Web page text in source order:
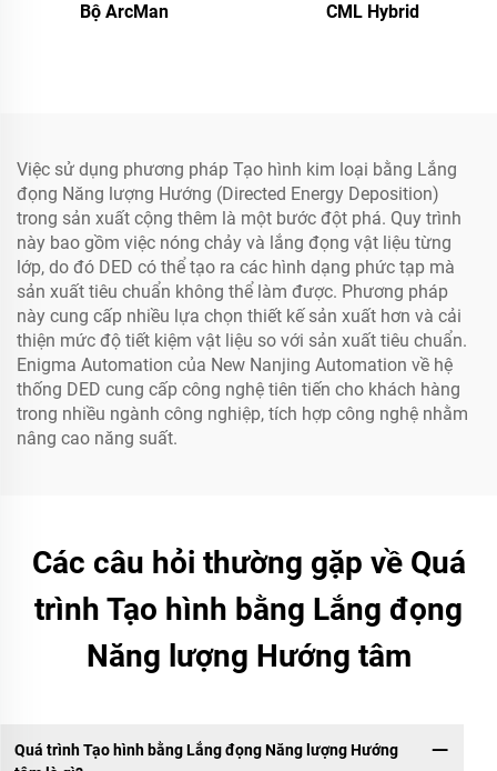
Bộ ArcMan CML Hybrid
Việc sử dụng phương pháp Tạo hình kim loại bằng Lắng
đọng Năng lượng Hướng (Directed Energy Deposition)
trong sản xuất cộng thêm là một bước đột phá. Quy trình
này bao gồm việc nóng chảy và lắng đọng vật liệu từng
lớp, do đó DED có thể tạo ra các hình dạng phức tạp mà
sản xuất tiêu chuẩn không thể làm được. Phương pháp
này cung cấp nhiều lựa chọn thiết kế sản xuất hơn và cải
thiện mức độ tiết kiệm vật liệu so với sản xuất tiêu chuẩn.
Enigma Automation của New Nanjing Automation về hệ
thống DED cung cấp công nghệ tiên tiến cho khách hàng
trong nhiều ngành công nghiệp, tích hợp công nghệ nhằm
nâng cao năng suất.
Các câu hỏi thường gặp về Quá
trình Tạo hình bằng Lắng đọng
Năng lượng Hướng tâm
Quá trình Tạo hình bằng Lắng đọng Năng lượng Hướng